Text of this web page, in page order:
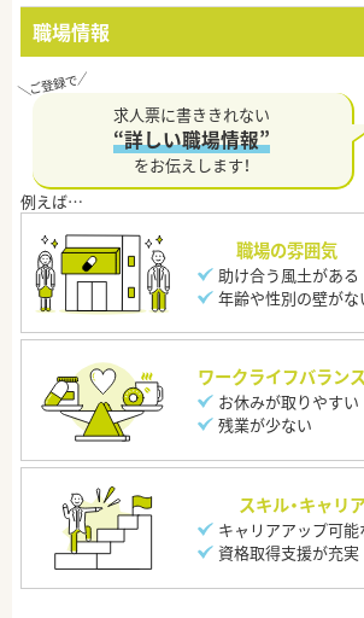
職場情報
求人票に書ききれない
“詳しい職場情報”
をお伝えします！
職場の雰囲気
助け合う風土がある
年齢や性別の壁がな
ワークライフバランス
お休みが取りやすい
残業が少ない
スキル・キャリ
キャリアアップ可
資格取得支援が充実